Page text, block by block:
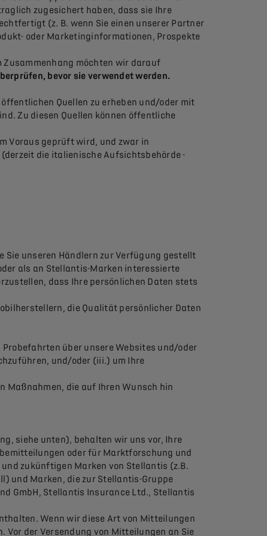
zugesichert haben, dass sie Ihre
(z. B. wenn Sie einen unserer Partner
oder Marketinginformationen, Prospekte
Zusammenhang möchten wir darauf
bevor sie verwendet werden.
Quellen zu erheben und/oder mit
Zu diesen Quellen können öffentliche
Voraus geprüft wird, und zwar in
die italienische Aufsichtsbehörde -
Sie unseren Händlern zur Verfügung gestellt
als an Stellantis-Marken interessierte
dass Ihre persönlichen Daten stets
die Qualität persönlicher Daten
über unsere Websites und/oder
und/oder (iii.) um Ihre
die auf Ihren Wunsch hin
siehe unten), behalten wir uns vor, Ihre
oder für Marktforschung und
zukünftigen Marken von Stellantis (z.B.
und Marken, die zur Stellantis-Gruppe
GmbH, Stellantis Insurance Ltd., Stellantis
Wenn wir diese Art von Mitteilungen
der Versendung von Mitteilungen an Sie